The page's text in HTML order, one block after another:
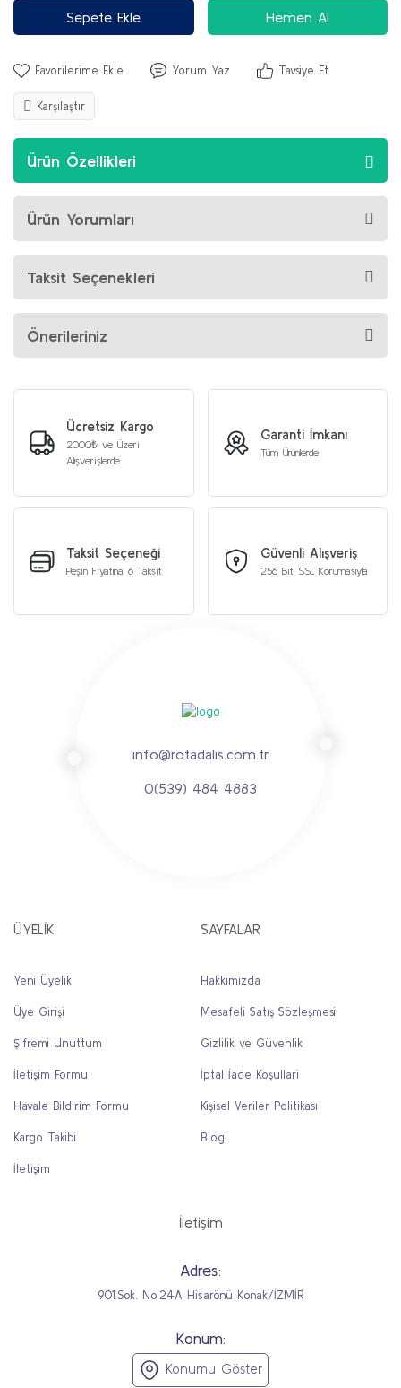
Sepete Ekle Hemen Al
Yorum Yaz Tavsiye Et
Karşılaştır
Ürün Özellikleri
Ürün Yorumları
Taksit Seçenekleri
Önerileriniz
Ücretsiz Kargo
2000₺ ve Üzeri
Alışverişlerde
Garanti İmkanı
Tüm Ürünlerde
Taksit Seçeneği
Peşin Fiyatına 6 Taksit
Güvenli Alışveriş
256 Bit SSL Korumasıyla
info@rotadalis.com.tr
0(539) 484 4883
ÜYELİK
Yeni Üyelik
Üye Girişi
Şifremi Unuttum
İletişim Formu
Havale Bildirim Formu
Kargo Takibi
İletişim
SAYFALAR
Hakkımızda
Mesafeli Satış Sözleşmesi
Gizlilik ve Güvenlik
İptal İade Koşullari
Kişisel Veriler Politikası
Blog
İletişim
Adres:
901.Sok. No:24A Hisarönü Konak/İZMİR
Konum:
Konumu Göster